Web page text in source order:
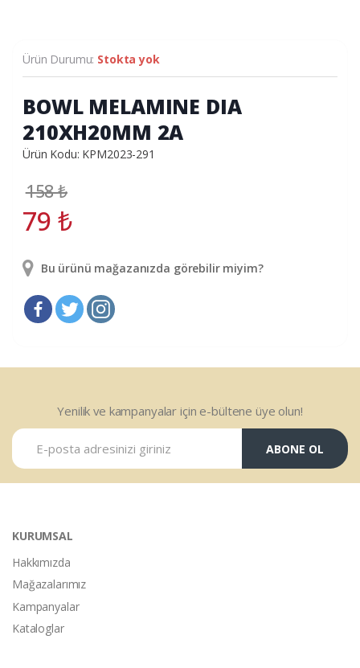
Ürün Durumu: Stokta yok
BOWL MELAMINE DIA
210XH20MM 2A
Ürün Kodu: KPM2023-291
158₺
79 ₺
Bu ürünü mağazanızda görebilir miyim?
Yenilik ve kampanyalar için e-bültene üye olun!
ABONE OL
KURUMSAL
Hakkımızda
Mağazalarımız
Kampanyalar
Kataloglar